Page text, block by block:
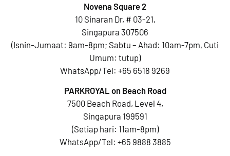
Novena Square 2
10 Sinaran Dr, # 03-21,
Singapura 307506
(Isnin-Jumaat: 9am-8pm; Sabtu – Ahad: 10am-7pm, Cuti
Umum: tutup)
WhatsApp/Tel: +65 6518 9269
PARKROYAL on Beach Road
7500 Beach Road, Level 4,
Singapura 199591
(Setiap hari: 11am-8pm)
WhatsApp/Tel: +65 9888 3885